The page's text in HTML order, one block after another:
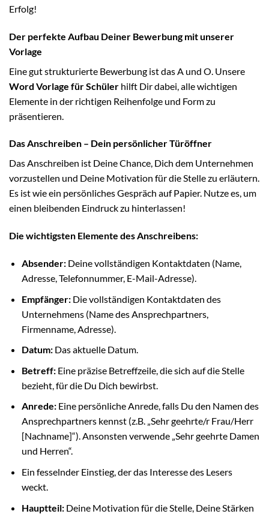
Erfolg!
Der perfekte Aufbau Deiner Bewerbung mit unserer
Vorlage
Eine gut strukturierte Bewerbung ist das A und O. Unsere
Word Vorlage für Schüler hilft Dir dabei, alle wichtigen
Elemente in der richtigen Reihenfolge und Form zu
präsentieren.
Das Anschreiben – Dein persönlicher Türöffner
Das Anschreiben ist Deine Chance, Dich dem Unternehmen
vorzustellen und Deine Motivation für die Stelle zu erläutern.
Es ist wie ein persönliches Gespräch auf Papier. Nutze es, um
einen bleibenden Eindruck zu hinterlassen!
Die wichtigsten Elemente des Anschreibens:
Absender:Deine vollständigen Kontaktdaten (Name,
Adresse, Telefonnummer, E-Mail-Adresse).
Empfänger:Die vollständigen Kontaktdaten des
Unternehmens (Name des Ansprechpartners,
Firmenname, Adresse).
Datum:Das aktuelle Datum.
Betreff:Eine präzise Betreffzeile, die sich auf die Stelle
bezieht, für die Du Dich bewirbst.
Anrede:Eine persönliche Anrede, falls Du den Namen des
Ansprechpartners kennst (z.B. „Sehr geehrte/r Frau/Herr
[Nachname]“). Ansonsten verwende „Sehr geehrte Damen
und Herren“.
Ein fesselnder Einstieg, der das Interesse des Lesers
weckt.
Hauptteil:Deine Motivation für die Stelle, Deine Stärken